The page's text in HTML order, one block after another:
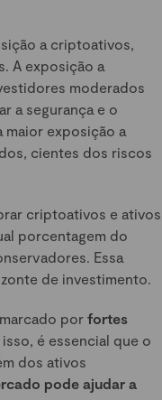
a criptoativos,
A exposição a
moderados
a segurança e o
exposição a
cientes dos riscos
criptoativos e ativos
porcentagem do
Essa
de investimento.
por fortes
isso, é essencial que o
dos ativos
pode ajudar a